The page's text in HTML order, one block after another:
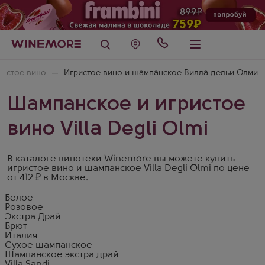
вино Игристое вино и шампанское Вилла дельи Олми
Шампанское и игристое
вино Villa Degli Olmi
В каталоге винотеки Winemore вы можете купить
игристое вино и шампанское Villa Degli Olmi по цене
от 412 ₽ в Москве.
Белое
Розовое
Экстра Драй
Брют
Италия
Сухое шампанское
Шампанское экстра драй